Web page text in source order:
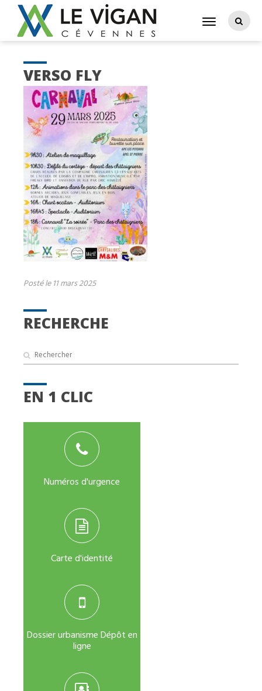
RECHERCHE
EN 1 CLIC
Numéros d'urgence
Carte d'identité
Dossier urbanisme Dépôt en
ligne
VERSO FLY
Posté le 11 mars 2025